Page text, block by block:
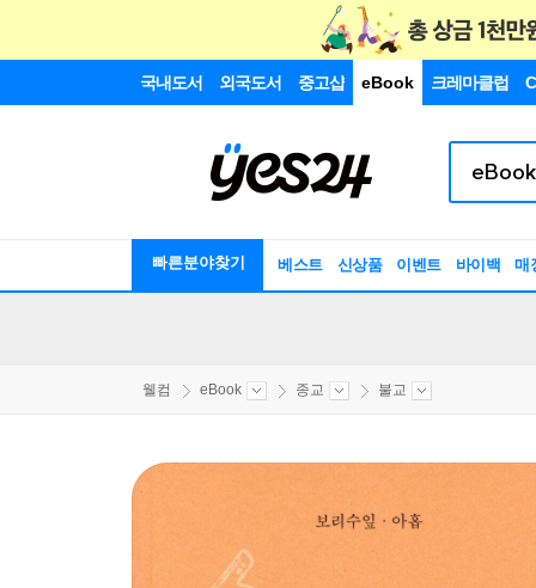
국내도서 외국도서 중고샵 eBook 크레마클럽
빠른분야찾기 베스트 신상품 이벤트 바이백 매
웰컴 eBook 종교 불교